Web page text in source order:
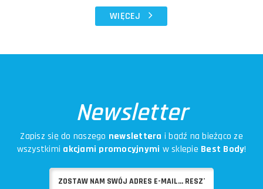
WIĘCEJ
Newsletter
Zapisz się do naszego newslettera i bądź na bieżąco ze
wszystkimi akcjami promocyjnymi w sklepie Best Body!